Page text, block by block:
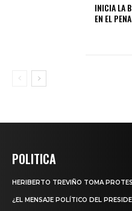
INICIA LA
EN EL
POLITICA
HERIBERTO TREVIÑO TOMA
¿EL MENSAJE POLÍTICO DEL